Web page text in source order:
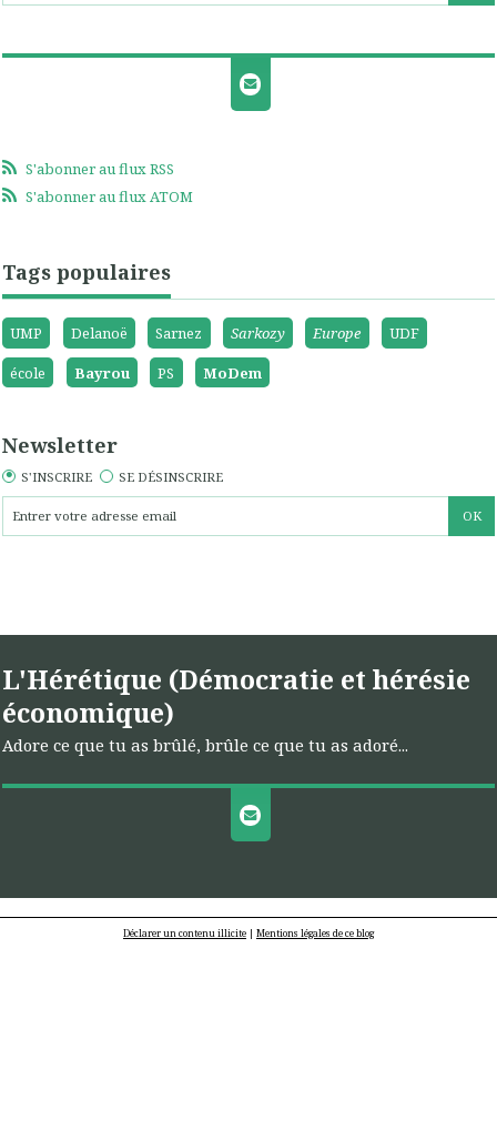
S'abonner au flux RSS
S'abonner au flux ATOM
Tags populaires
UMP Delanoë Sarnez Sarkozy Europe
UDF
école
Bayrou PS MoDem
Newsletter
S'INSCRIRE SE DÉSINSCRIRE
L'Hérétique (Démocratie et hérésie
économique)
Adore ce que tu as brûlé, brûle ce que tu as adoré...
Déclarer un contenu illicite | Mentions légales de ce blog